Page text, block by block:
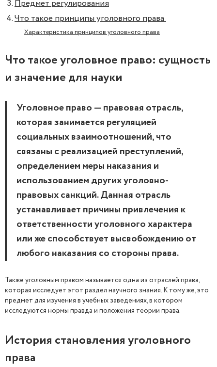
Предмет регулирования
Что такое принципы уголовного права
Характеристика принципов уголовного права
Что такое уголовное право: сущность
и значение для науки
Уголовное право — правовая отрасль,
которая занимается регуляцией
социальных взаимоотношений, что
связаны с реализацией преступлений,
определением меры наказания и
использованием других уголовно-
правовых санкций. Данная отрасль
устанавливает причины привлечения к
ответственности уголовного характера
или же способствует высвобождению от
любого наказания со стороны права.
Также уголовным правом называется одна из отраслей права,
которая исследует этот раздел научного знания. К тому же, это
предмет для изучения в учебных заведениях, в котором
исследуются нормы правда и положения теории права.
История становления уголовного
права